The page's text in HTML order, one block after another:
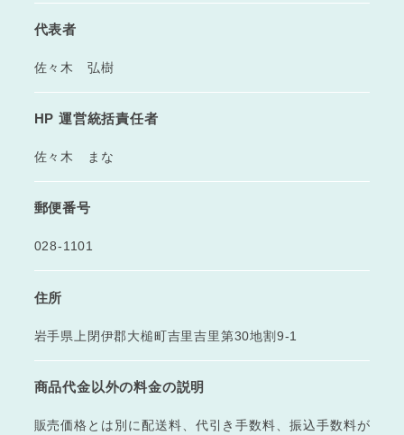
代表者
佐々木 弘樹
HP 運営統括責任者
佐々木 まな
郵便番号
028-1101
住所
岩手県上閉伊郡大槌町吉里吉里第30地割9-1
商品代金以外の料金の説明
販売価格とは別に配送料、代引き手数料、振込手数料が